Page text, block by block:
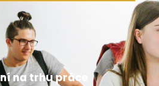
na trhu práce